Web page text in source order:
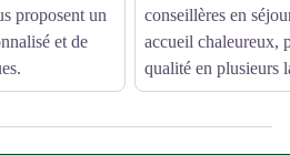
proposent un
et de
conseillères en
accueil chaleureux,
qualité en plusieurs